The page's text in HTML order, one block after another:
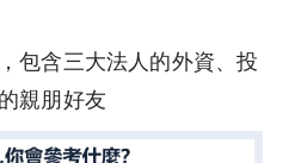
包含三大法人的外資、投
親朋好友